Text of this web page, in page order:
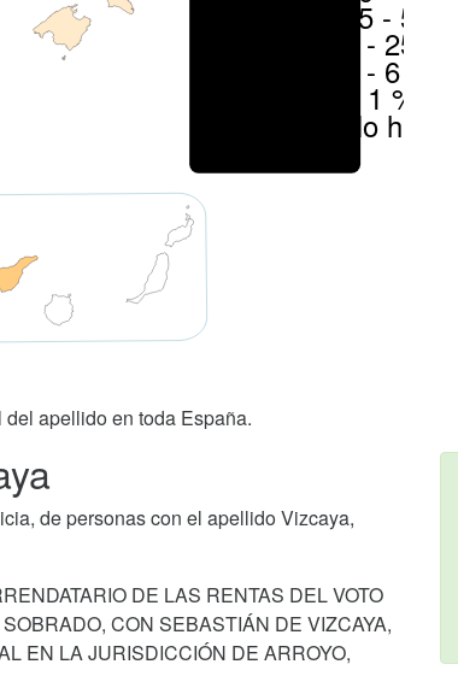
25 - 50 %
6 - 25 %
1 - 6 %
< 1 %
No hay
apellido en toda España.
de personas con el apellido Vizcaya,
DE LAS RENTAS DEL VOTO
CON SEBASTIÁN DE VIZCAYA,
EN LA JURISDICCIÓN DE ARROYO,